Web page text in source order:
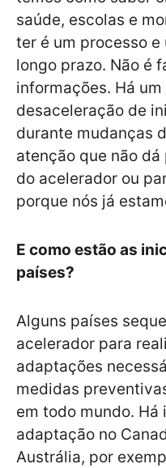
saúde, escolas e
ter é um processo
longo prazo. Não é
informações. Há
desaceleração de
durante mudanças
atenção que não
do acelerador ou
porque nós já
E como estão as
países?
Alguns países
acelerador para
adaptações
medidas
em todo mundo.
adaptação no
Austrália, por